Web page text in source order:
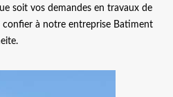
soit vos demandes en travaux de
confier à notre entreprise Batiment